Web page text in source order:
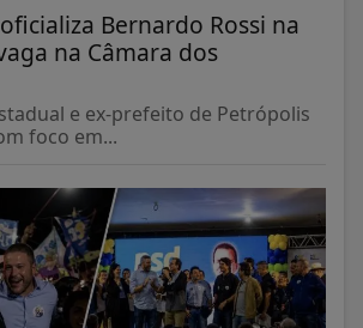
Bernardo Rossi na
na Câmara dos
e ex-prefeito de Petrópolis
foco em...